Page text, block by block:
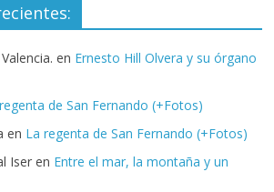
en Ernesto Hill Olvera y su órgano
de San Fernando (+Fotos)
en La regenta de San Fernando (+Fotos)
Iser en Entre el mar, la montaña y un